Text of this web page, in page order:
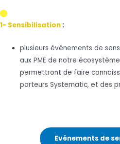
1- Sensibilisation :
plusieurs événements de
aux PME de notre
permettront de faire
porteurs Systematic, et des
Evénements de